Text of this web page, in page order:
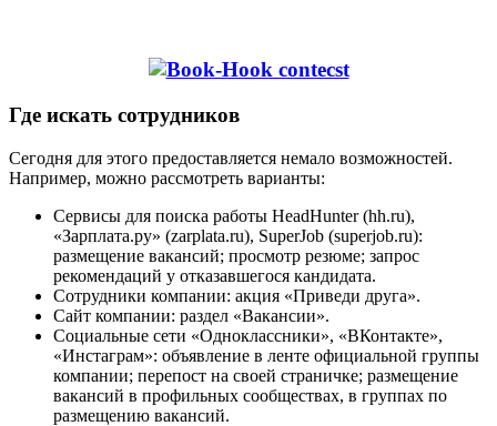
Где искать сотрудников
Сегодня для этого предоставляется немало возможностей.
Например, можно рассмотреть варианты:
Сервисы для поиска работы HeadHunter (hh.ru),
«Зарплата.ру» (zarplata.ru), SuperJob (superjob.ru):
размещение вакансий; просмотр резюме; запрос
рекомендаций у отказавшегося кандидата.
Сотрудники компании: акция «Приведи друга».
Сайт компании: раздел «Вакансии».
Социальные сети «Одноклассники», «ВКонтакте»,
«Инстаграм»: объявление в ленте официальной группы
компании; перепост на своей страничке; размещение
вакансий в профильных сообществах, в группах по
размещению вакансий.